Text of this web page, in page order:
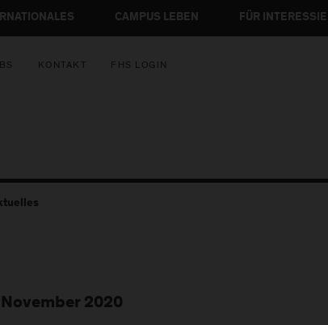
CAMPUS LEBEN FÜR
KONTAKT FHS LOGIN
2020